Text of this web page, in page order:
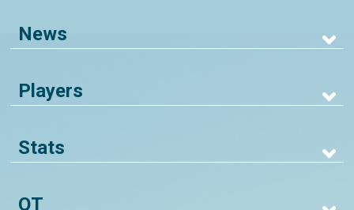
News
Players
Stats
QT